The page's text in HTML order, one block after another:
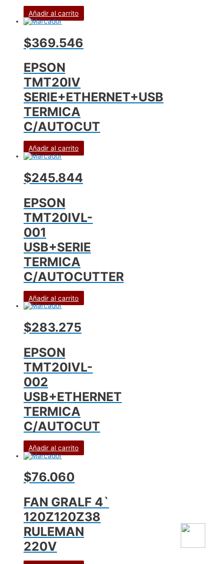
Añadir al carrito
$369.546
EPSON
TMT20IV
SERIE+ETHERNET+USB
TERMICA
C/AUTOCUT
Añadir al carrito
$245.844
EPSON
TMT20IVL-
001
USB+SERIE
TERMICA
C/AUTOCUTTER
Añadir al carrito
$283.275
EPSON
TMT20IVL-
002
USB+ETHERNET
TERMICA
C/AUTOCUT
Añadir al carrito
$76.060
FAN GRALF 4`
120Z120Z38
RULEMAN
220V